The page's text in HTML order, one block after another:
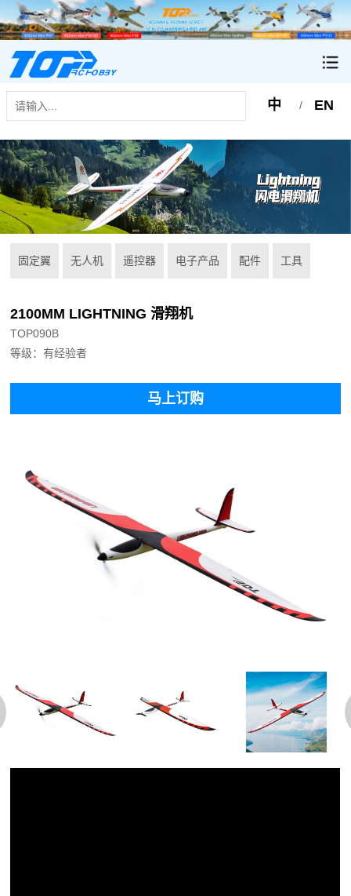
中 / EN
固定翼 无人机 遥控器 电子产品 配件 工具
2100MM LIGHTNING 滑翔机
TOP090B
等级：有经验者